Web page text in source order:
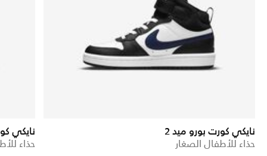
نايكي كورت بورو ميد 2
حذاء للأطفال الصغار
نايكي
حذاء